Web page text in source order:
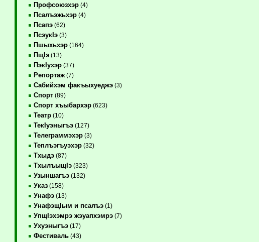
Профсоюзхэр(4)
Псалъэжьхэр(4)
Псапэ(62)
ПсэукIэ(3)
Пшыхьхэр(164)
ПщIэ(13)
ПэкIухэр(37)
Репортаж(7)
Сабийхэм факъыхуеджэ(3)
Спорт(89)
Спорт хъыбархэр(623)
Театр(10)
ТекIуэныгъэ(127)
Телеграммэхэр(3)
Теплъэгъуэхэр(32)
Тхыдэ(87)
ТхылъыщIэ(323)
Узыншагъэ(132)
Указ(158)
Унафэ(13)
УнафэщIым и псалъэ(1)
УпщIэхэмрэ жэуапхэмрэ(7)
Ухуэныгъэ(17)
Фестиваль(43)